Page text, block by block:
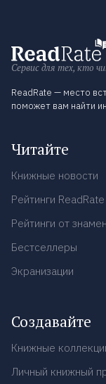
Сервис для тех, кто
ReadRate — место
поможет вам найти
Читайте
Книжные новости
Рейтинги ReadRate
Рейтинги от
Бестселлеры
Экранизации
Создавайте
Книжные
Личный книжный